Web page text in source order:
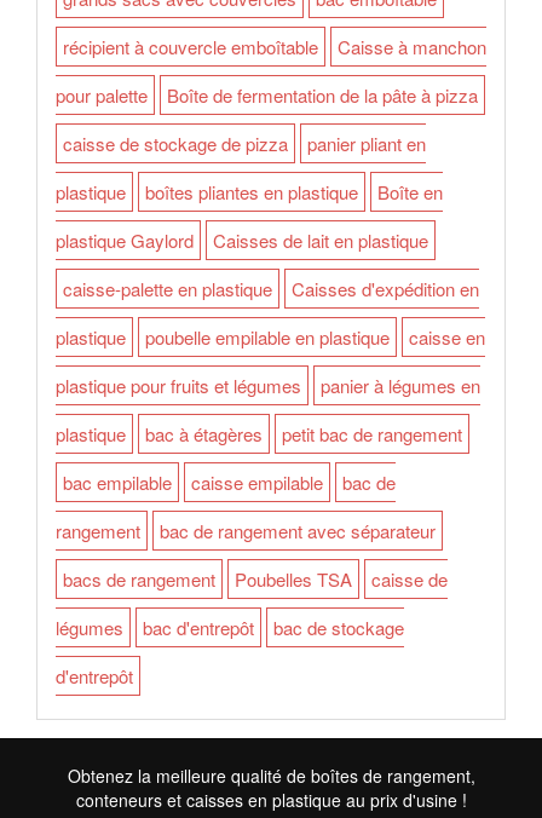
récipient à couvercle emboîtable
Caisse à manchon
pour palette
Boîte de fermentation de la pâte à pizza
caisse de stockage de pizza
panier pliant en
plastique
boîtes pliantes en plastique
Boîte en
plastique Gaylord
Caisses de lait en plastique
caisse-palette en plastique
Caisses d'expédition en
plastique
poubelle empilable en plastique
caisse en
plastique pour fruits et légumes
panier à légumes en
plastique
bac à étagères
petit bac de rangement
bac empilable
caisse empilable
bac de
rangement
bac de rangement avec séparateur
bacs de rangement
Poubelles TSA
caisse de
légumes
bac d'entrepôt
bac de stockage
d'entrepôt
Obtenez la meilleure qualité de boîtes de rangement,
conteneurs et caisses en plastique au prix d'usine !